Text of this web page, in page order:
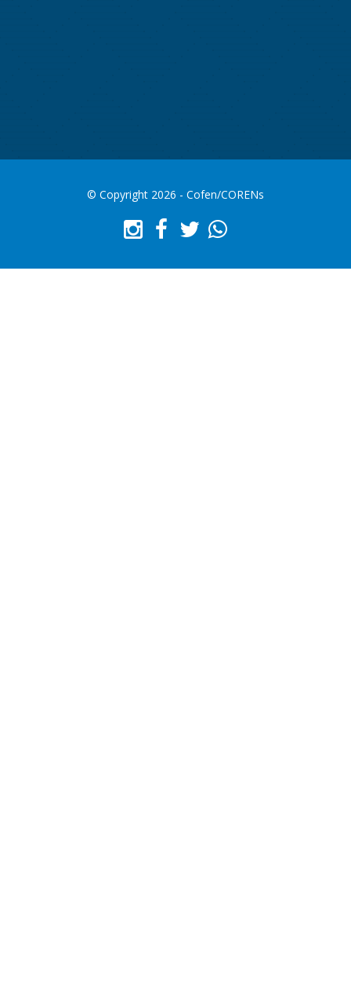
© Copyright 2026 - Cofen/CORENs